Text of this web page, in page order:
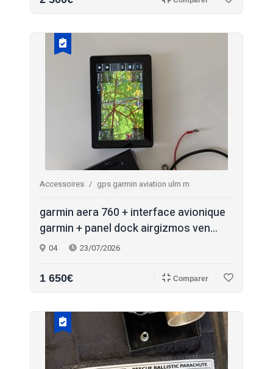
Accessoires gps garmin aviation ulm m
garmin aera 760 + interface avionique
garmin + panel dock airgizmos ven...
04 23/07/2026
1 650€ Comparer